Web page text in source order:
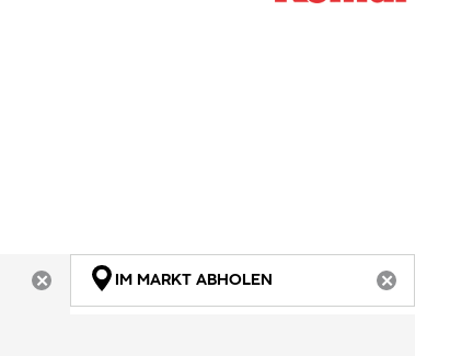
ARTIKEL NICHT VERFÜGBAR
IM MARKT ABHOLEN